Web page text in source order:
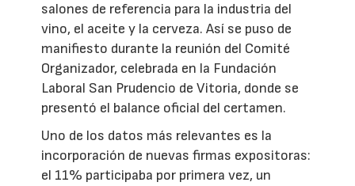
salones de referencia para la industria del
vino, el aceite y la cerveza. Así se puso de
manifiesto durante la reunión del Comité
Organizador, celebrada en la Fundación
Laboral San Prudencio de Vitoria, donde se
presentó el balance oficial del certamen.
Uno de los datos más relevantes es la
incorporación de nuevas firmas expositoras:
el 11% participaba por primera vez, un